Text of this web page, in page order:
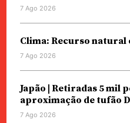
7 Ago 2026
Clima: Recurso natural
7 Ago 2026
Japão | Retiradas 5 mil
aproximação de tufão
7 Ago 2026